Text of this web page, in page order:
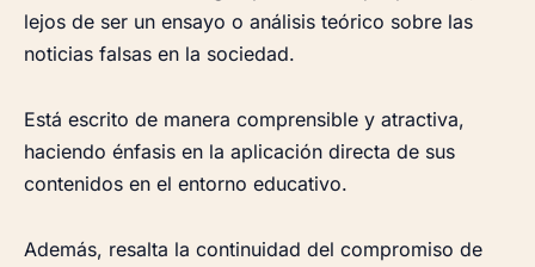
lejos de ser un ensayo o análisis teórico sobre las
noticias falsas en la sociedad.
Está escrito de manera comprensible y atractiva,
haciendo énfasis en la aplicación directa de sus
contenidos en el entorno educativo.
Además, resalta la continuidad del compromiso de